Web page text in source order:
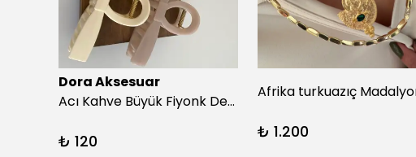
Dora Aksesuar
Acı Kahve Büyük Fiyonk Detay Kıskaç Toka
₺ 120 ₺ 1.200